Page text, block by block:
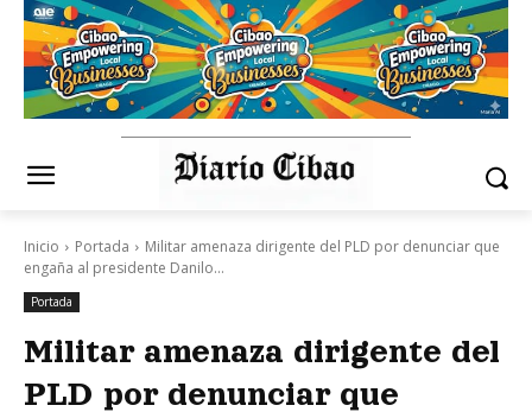
Inicio Portada
Militar amenaza dirigente del PLD por denunciar que
engaña al presidente Danilo...
Portada
Militar amenaza dirigente del
PLD por denunciar que